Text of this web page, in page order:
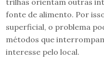
fonte de alimento. Por
superficial, o problema
métodos que
interesse pelo local.